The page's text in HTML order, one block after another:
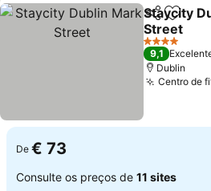
Partilhar
Staycity
Street
4 Estrelas
9,1
Dublin
Centro de
De € 73
Consulte os preços de 11 sites